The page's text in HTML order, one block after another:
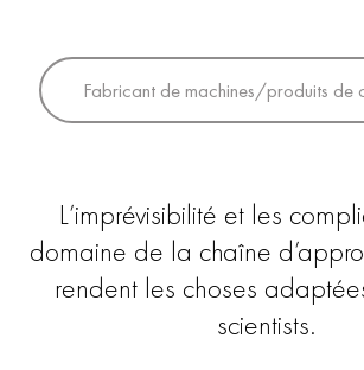
Fabricant de machines/produits de
L’imprévisibilité et les
domaine de la chaîne
rendent les choses
scientists.